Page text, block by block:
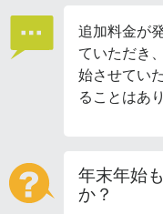
追加料金が
ていただき
始させてい
ることはあ
年末年始
か？